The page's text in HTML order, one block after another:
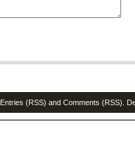
Entries (RSS) and Comments (RSS) .